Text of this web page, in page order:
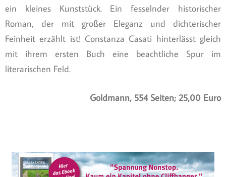
ein kleines Kunststück. Ein fesselnder historischer
Roman, der mit großer Eleganz und dichterischer
Feinheit erzählt ist! Constanza Casati hinterlässt gleich
mit ihrem ersten Buch eine beachtliche Spur im
literarischen Feld.
Goldmann, 554 Seiten; 25,00 Euro